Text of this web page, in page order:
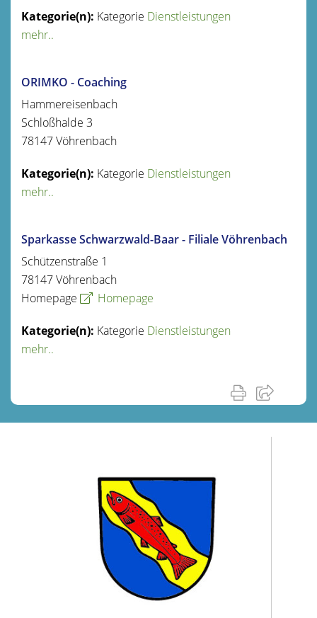
Kategorie Dienstleistungen
mehr..
ORIMKO - Coaching
Hammereisenbach
Schloßhalde 3
78147Vöhrenbach
Kategorie Dienstleistungen
mehr..
Sparkasse Schwarzwald-Baar - Filiale Vöhrenbach
Schützenstraße 1
78147Vöhrenbach
Homepage
Homepage
Kategorie Dienstleistungen
mehr..